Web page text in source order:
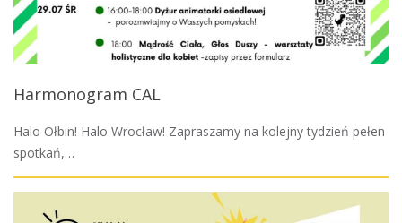
Harmonogram CAL
Halo Ołbin! Halo Wrocław! Zapraszamy na kolejny tydzień pełen
spotkań,…